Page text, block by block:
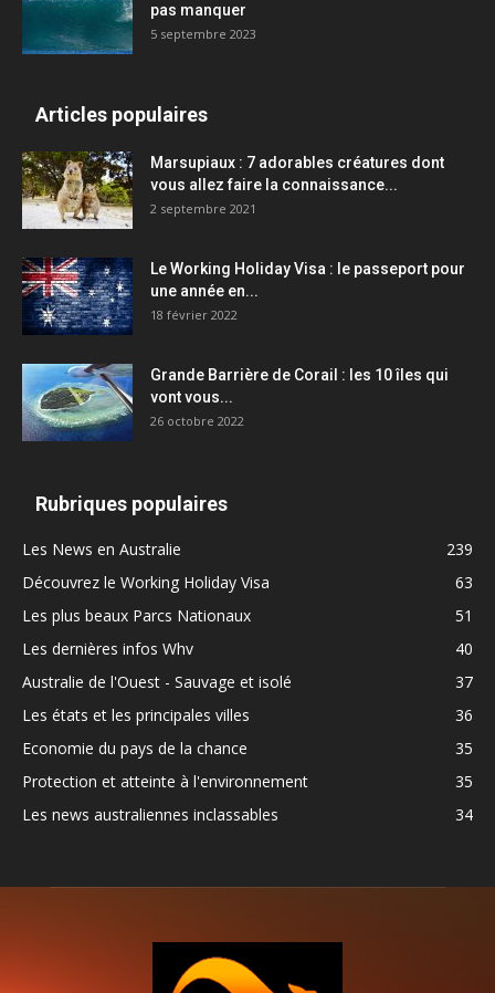
pas manquer
5 septembre 2023
Articles populaires
Marsupiaux : 7 adorables créatures dont
vous allez faire la connaissance...
2 septembre 2021
Le Working Holiday Visa : le passeport pour
une année en...
18 février 2022
Grande Barrière de Corail : les 10 îles qui
vont vous...
26 octobre 2022
Rubriques populaires
Les News en Australie
239
Découvrez le Working Holiday Visa
63
Les plus beaux Parcs Nationaux
51
Les dernières infos Whv
40
Australie de l'Ouest - Sauvage et isolé
37
Les états et les principales villes
36
Economie du pays de la chance
35
Protection et atteinte à l'environnement
35
Les news australiennes inclassables
34